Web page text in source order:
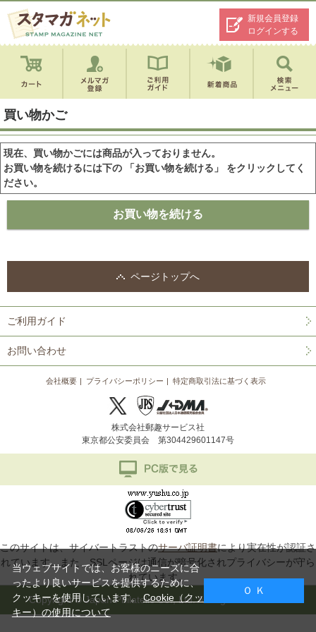
新規会員登録
ログインする
買い物かご
現在、買い物かごには商品が入っておりません。
お買い物を続けるには下の 「お買い物を続ける」 をクリックしてく
ださい。
ページトップへ
ご利用ガイド
お問い合わせ
会社概要 プライバシーポリシー 特定商取引法に基づく表示
株式会社郵趣サービス社
東京都公安委員会 第304429601147号
このサイトは、サイバートラストのサーバ証明書により実在性が認証さ
れています。また、SSLページは通信が暗号化されプライバシーが守ら
れています。
Copyright © Japan Philatelic Co., Ltd. All Rights Reserved.
当ウェブサイトでは、お客様のニーズに合
ったより良いサービスを提供するために、
クッキーを使用しています。Cookie（クッ
キー）の使用について
Ｏ Ｋ